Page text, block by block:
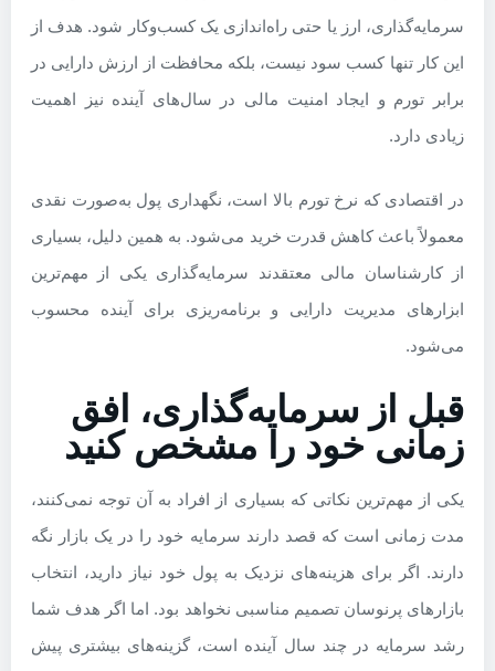
سرمایه‌گذاری، ارز یا حتی راه‌اندازی یک کسب‌وکار شود. هدف از
این کار تنها کسب سود نیست، بلکه محافظت از ارزش دارایی در
برابر تورم و ایجاد امنیت مالی در سال‌های آینده نیز اهمیت
زیادی دارد.
در اقتصادی که نرخ تورم بالا است، نگهداری پول به‌صورت نقدی
معمولاً باعث کاهش قدرت خرید می‌شود. به همین دلیل، بسیاری
از کارشناسان مالی معتقدند سرمایه‌گذاری یکی از مهم‌ترین
ابزارهای مدیریت دارایی و برنامه‌ریزی برای آینده محسوب
می‌شود.
قبل از سرمایه‌گذاری، افق
زمانی خود را مشخص کنید
یکی از مهم‌ترین نکاتی که بسیاری از افراد به آن توجه نمی‌کنند،
مدت زمانی است که قصد دارند سرمایه خود را در یک بازار نگه
دارند. اگر برای هزینه‌های نزدیک به پول خود نیاز دارید، انتخاب
بازارهای پرنوسان تصمیم مناسبی نخواهد بود. اما اگر هدف شما
رشد سرمایه در چند سال آینده است، گزینه‌های بیشتری پیش